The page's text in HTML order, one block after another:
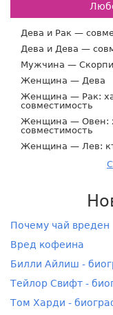
Дева и Рак —
Дева и Дева —
Мужчина —
Женщина — Дева
Женщина — Рак:
совместимость
Женщина — Овен:
совместимость
Женщина — Лев:
Почему чай вреден
Вред кофеина
Билли Айлиш -
Тейлор Свифт -
Том Харди -